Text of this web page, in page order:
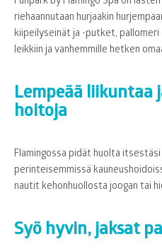
riehaannutaan hurjaakin
kiipeilyseinät ja -putket,
leikkiin ja vanhemmille hetken
Lempeää liikuntaa
hoitoja
Flamingossa pidät huolta
perinteisemmissä
nautit kehonhuollosta joogan tai
Syö hyvin, jaksat